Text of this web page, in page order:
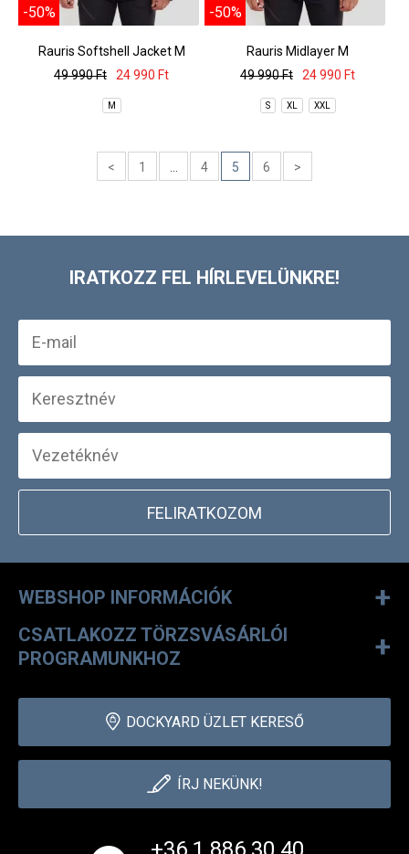
-50%
Rauris Softshell Jacket M
49 990 Ft
24 990 Ft
M
-50%
Rauris Midlayer M
49 990 Ft
24 990 Ft
S XL XXL
< 1 4 5 6 >
IRATKOZZ FEL HÍRLEVELÜNKRE!
FELIRATKOZOM
WEBSHOP INFORMÁCIÓK +
CSATLAKOZZ TÖRZSVÁSÁRLÓI
PROGRAMUNKHOZ
+
DOCKYARD ÜZLET KERESŐ
ÍRJ NEKÜNK!